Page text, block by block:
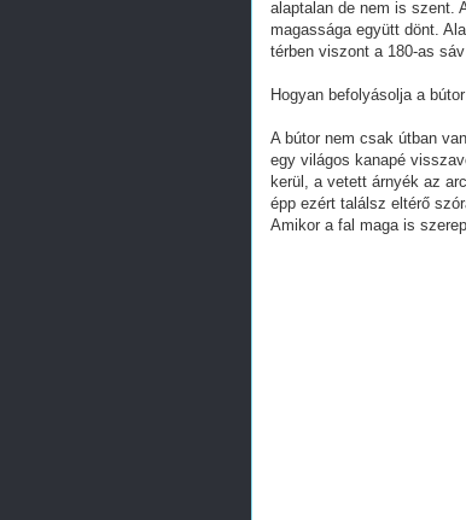
alaptalan de nem is szent.
magassága együtt dönt.
térben viszont a 180-as
Hogyan befolyásolja a
A bútor nem csak útban
egy világos kanapé
kerül, a vetett árnyék az
épp ezért találsz eltérő
Amikor a fal maga is